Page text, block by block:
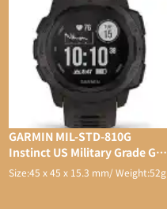
GARMIN MIL-STD-810G
Instinct US Military Grade GPS
Watch
Size:45 x 45 x 15.3 mm/ Weight:52g